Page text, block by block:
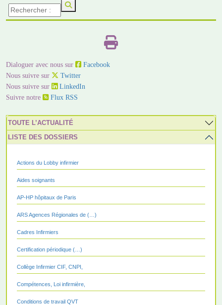
Dialoguer avec nous sur
Facebook
Nous suivre sur
Twitter
Nous suivre sur
LinkedIn
Suivre notre
Flux RSS
TOUTE L’ACTUALITÉ
LISTE DES DOSSIERS
Actions du Lobby infirmier
Aides soignants
AP-HP hôpitaux de Paris
ARS Agences Régionales de (…)
Cadres Infirmiers
Certification périodique (…)
Collège Infirmier CIF, CNPI,
Compétences, Loi infirmière,
Conditions de travail QVT